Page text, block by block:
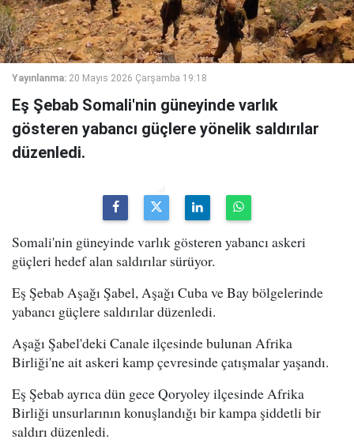
Yayınlanma: 20 Mayıs 2026 Çarşamba 19:18
Eş Şebab Somali'nin güneyinde varlık
gösteren yabancı güçlere yönelik saldırılar
düzenledi.
Somali'nin güneyinde varlık gösteren yabancı askeri
güçleri hedef alan saldırılar sürüyor.
Eş Şebab Aşağı Şabel, Aşağı Cuba ve Bay bölgelerinde
yabancı güçlere saldırılar düzenledi.
Aşağı Şabel'deki Canale ilçesinde bulunan Afrika
Birliği'ne ait askeri kamp çevresinde çatışmalar yaşandı.
Eş Şebab ayrıca dün gece Qoryoley ilçesinde Afrika
Birliği unsurlarının konuşlandığı bir kampa şiddetli bir
saldırı düzenledi.